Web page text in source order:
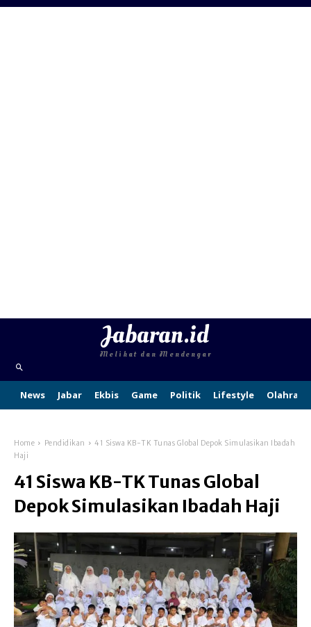
Jabaran.id
Melihat dan Mendengar
News Jabar Ekbis Game Politik Lifestyle Olahraga
Home Pendidikan
41 Siswa KB-TK Tunas Global Depok Simulasikan Ibadah
Haji
41 Siswa KB-TK Tunas Global
Depok Simulasikan Ibadah Haji